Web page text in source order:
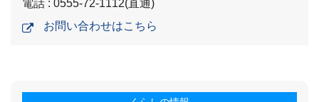
電話 : 0555-72-1112(直通)
お問い合わせはこちら